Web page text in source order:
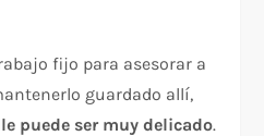
fijo para asesorar a
guardado allí,
puede ser muy delicado.